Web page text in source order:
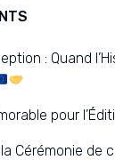
: Quand
pour
Cérémonie de